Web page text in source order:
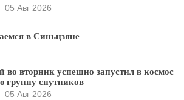
05 Авг 2026
в Синьцзяне
во вторник успешно запустил в космос
группу спутников
05 Авг 2026